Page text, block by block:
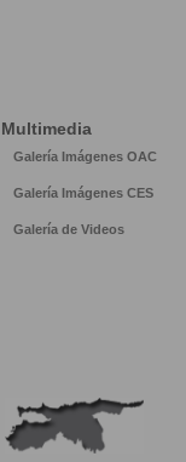
Multimedia
Galería Imágenes OAC
Galería Imágenes CES
Galería de Videos